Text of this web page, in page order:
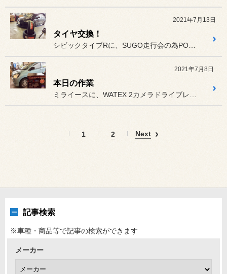
2021年7月13日
タイヤ交換！
2021年7月8日
本日の作業
1 2 Next
記事検索
※車種・商品等で記事の検索ができます
メーカー